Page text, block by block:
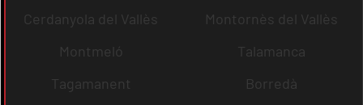
Cerdanyola del Vallès
Montornès del Vallès
Montmeló
Talamanca
Tagamanent
Borredà